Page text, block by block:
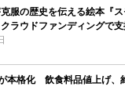
服の歴史を伝える絵本『
ラウドファンディングで
本格化 飲食料品値上げ、